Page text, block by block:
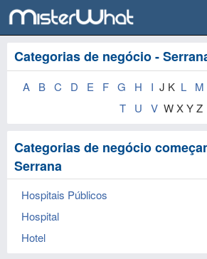
Categorias de negócio -
A B C D E F G H I J K L M
T
U V W X Y Z
Categorias de negócio
Serrana
Hospitais Públicos
Hospital
Hotel